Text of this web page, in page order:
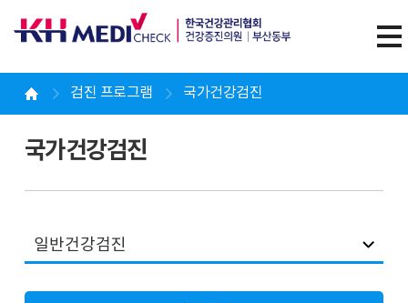
검진 프로그램 국가건강검진
국가건강검진
일반건강검진